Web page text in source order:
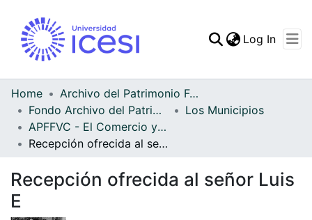
Statistics
Log In
Home
Archivo del Patrimonio Fotográfico y Fílmico del Valle del Cauca
Fondo Archivo del Patrimonio Fotográfico y Fílmico del Valle del Cauca
Los Municipios
APFFVC - El Comercio y las Haciendas - Patrimonial
Recepción ofrecida al señor Luis E
Recepción ofrecida al señor Luis
E